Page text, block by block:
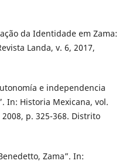
da Identidade em Zama:
Landa, v. 6, 2017,
e independencia
In: Historia Mexicana, vol.
p. 325-368. Distrito
Zama”. In: